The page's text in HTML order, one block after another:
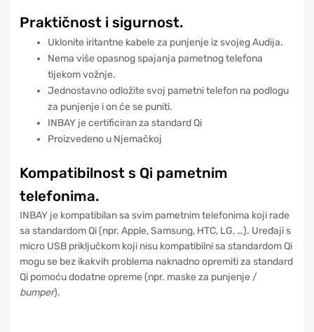
Praktičnost i sigurnost.
Uklonite iritantne kabele za punjenje iz svojeg Audija.
Nema više opasnog spajanja pametnog telefona
tijekom vožnje.
Jednostavno odložite svoj pametni telefon na podlogu
za punjenje i on će se puniti.
INBAY je certificiran za standard Qi
Proizvedeno u Njemačkoj
Kompatibilnost s Qi pametnim
telefonima.
INBAY je kompatibilan sa svim pametnim telefonima koji rade
sa standardom Qi (npr. Apple, Samsung, HTC, LG, …). Uređaji s
micro USB priključkom koji nisu kompatibilni sa standardom Qi
mogu se bez ikakvih problema naknadno opremiti za standard
Qi pomoću dodatne opreme (npr. maske za punjenje /
bumper).